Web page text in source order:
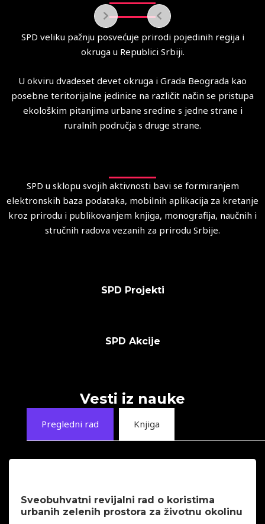
SPD veliku pažnju posvećuje prirodi pojedinih regija i
okruga u Republici Srbiji.
U okviru dvadeset devet okruga i Grada Beograda kao
posebne teritorijalne jedinice na različit način se pristupa
ekološkim pitanjima urbane sredine s jedne strane i
ruralnih područja s druge strane.
SPD u sklopu svojih aktivnosti bavi se formiranjem
elektronskih baza podataka, mobilnih aplikacija za kretanje
kroz prirodu i publikovanjem knjiga, monografija, naučnih i
stručnih radova vezanih za prirodu Srbije.
SPD Projekti
SPD Akcije
Vesti iz nauke
Pregledni rad Knjiga
Sveobuhvatni revijalni rad o koristima
urbanih zelenih prostora za životnu okolinu